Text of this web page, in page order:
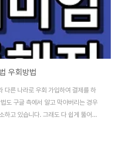
우회방법
다른 나라로 우회 가입하여 결제를 하
도 구글 측에서 알고 막아버리는 경우
하고 있습니다. 그래도 다 쉽게 뚫어버
고하셔서 유튜브 프리미엄 구독 해지